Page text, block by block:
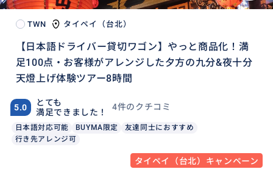
TWN タイペイ（台北）
【日本語ドライバー貸切ワゴン】やっと商品化！満
足100点・お客様がアレンジした夕方の九分&夜十分
天燈上げ体験ツアー8時間
5.0
とても
満足できました！
4件のクチコミ
日本語対応可能 BUYMA限定
友達同士におすすめ
行き先アレンジ可
タイペイ（台北）キャンペーン